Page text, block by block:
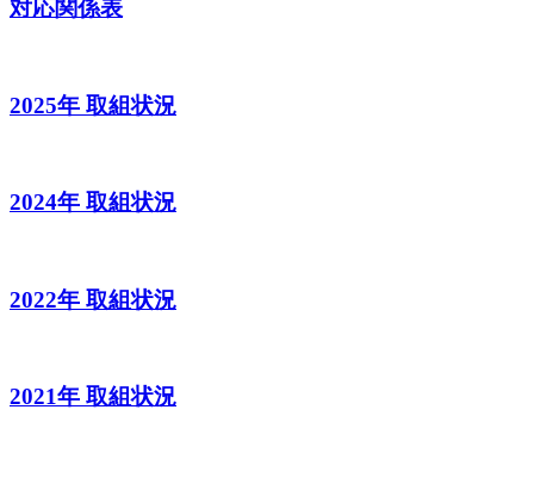
対応関係表
2025年 取組状況
2024年 取組状況
2022年 取組状況
2021年 取組状況